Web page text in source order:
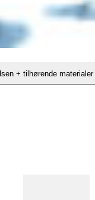
+ tilhørende materialer
af projektet